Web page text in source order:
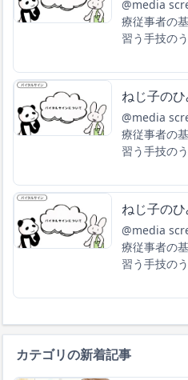
@media
療従事者の
習う手技の
ねじ子の
@media
療従事者の
習う手技の
ねじ子の
@media
療従事者の
習う手技の
カテゴリの新着記事